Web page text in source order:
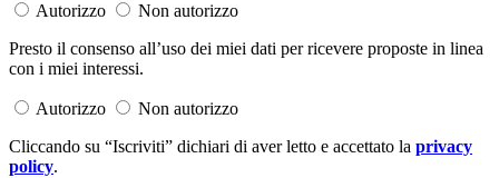
Autorizzo
Non autorizzo
Presto il consenso all’uso dei miei dati per ricevere proposte in linea
con i miei interessi.
Autorizzo
Non autorizzo
Cliccando su “Iscriviti” dichiari di aver letto e accettato la privacy
policy.